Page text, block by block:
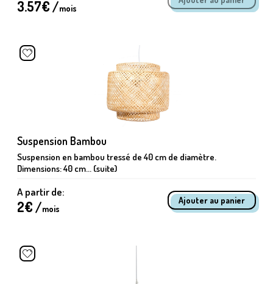
3.57€ /mois
Suspension Bambou
Suspension en bambou tressé de 40 cm de diamètre.
Dimensions: 40 cm... (suite)
A partir de:
2€ /mois